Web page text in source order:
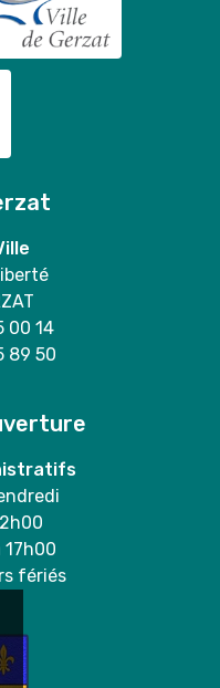
00 14
89 50
17h00
fériés